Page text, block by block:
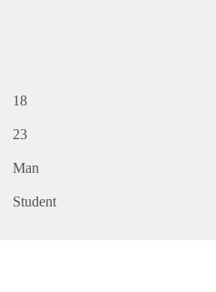
18
23
Man
Student